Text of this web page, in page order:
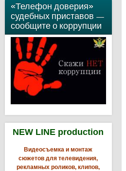
«Телефон доверия»
судебных приставов —
сообщите о коррупции
NEW LINE production
Видеосъемка и монтаж
сюжетов для телевидения,
рекламных роликов, клипов,